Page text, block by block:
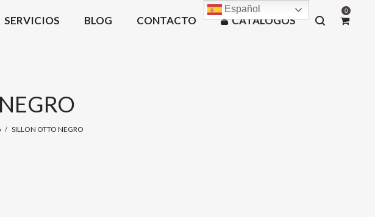
SERVICIOS BLOG CONTACTO CATÁLOGOS
0
/ SILLON OTTO NEGRO
Español